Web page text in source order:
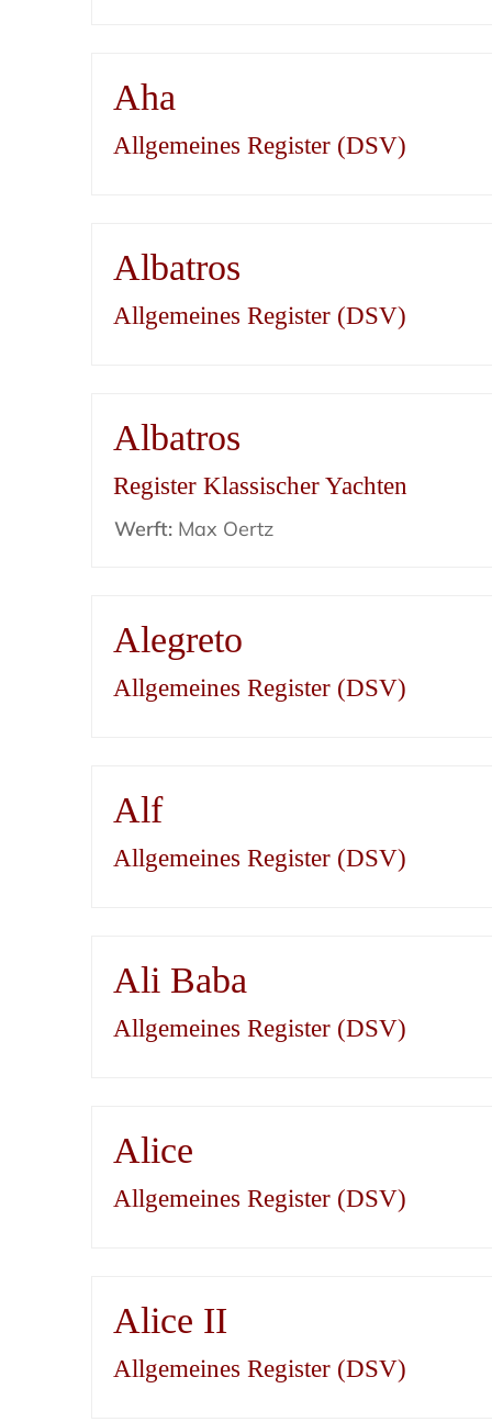
Aha
Allgemeines Register (DSV)
Albatros
Allgemeines Register (DSV)
Albatros
Register Klassischer Yachten
Werft: Max Oertz
Alegreto
Allgemeines Register (DSV)
Alf
Allgemeines Register (DSV)
Ali Baba
Allgemeines Register (DSV)
Alice
Allgemeines Register (DSV)
Alice II
Allgemeines Register (DSV)